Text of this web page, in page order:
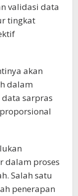
validasi data
tingkat
akan
dalam
sarpras
dalam proses
Salah satu
penerapan